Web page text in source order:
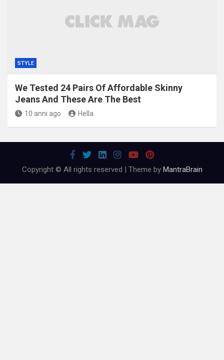
STYLE
We Tested 24 Pairs Of Affordable Skinny
Jeans And These Are The Best
10 anni ago Hella
Copyright © All rights reserved | Theme by MantraBrain